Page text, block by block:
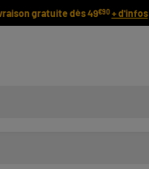
gratuite dès 49€90 + d'infos